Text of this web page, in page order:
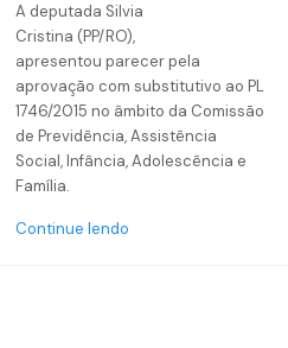
A deputada Silvia
Cristina (PP/RO),
apresentou parecer pela
aprovação com substitutivo ao PL
1746/2015 no âmbito da Comissão
de Previdência, Assistência
Social, Infância, Adolescência e
Família.
Continue lendo